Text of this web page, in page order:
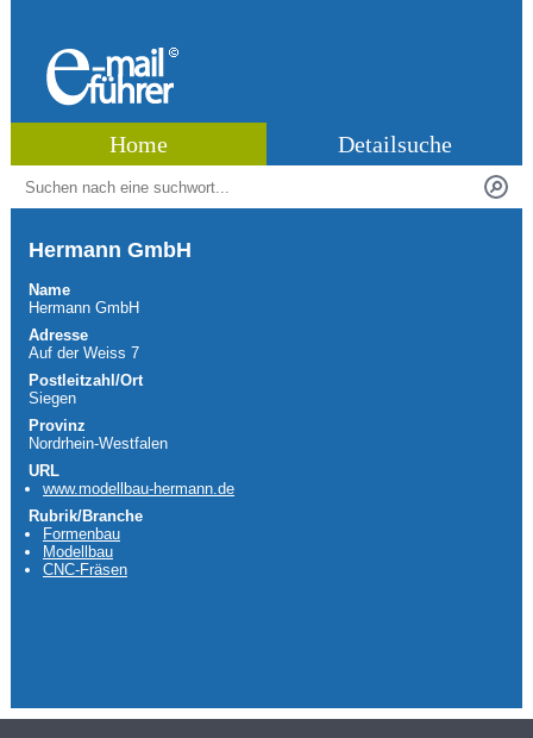
Home Detailsuche
Hermann GmbH
Name
Hermann GmbH
Adresse
Auf der Weiss 7
Postleitzahl/Ort
Siegen
Provinz
Nordrhein-Westfalen
URL
www.modellbau-hermann.de
Rubrik/Branche
Formenbau
Modellbau
CNC-Fräsen